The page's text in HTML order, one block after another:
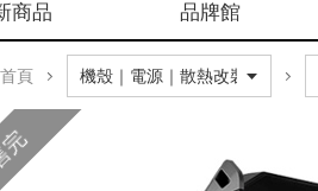
商品 品牌館
首頁